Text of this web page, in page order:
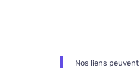
Nos liens